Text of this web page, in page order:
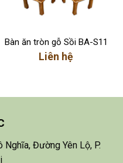
Bàn ăn tròn gỗ Sồi BA-S11
Liên hệ
Đường Yên Lộ, P.